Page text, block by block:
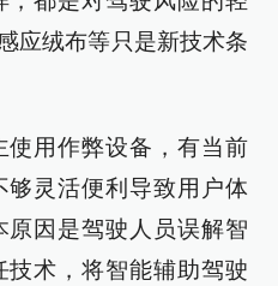
应绒布等只是新技术条
用作弊设备，有当前
灵活便利导致用户体
因是驾驶人员误解智
术，将智能辅助驾驶